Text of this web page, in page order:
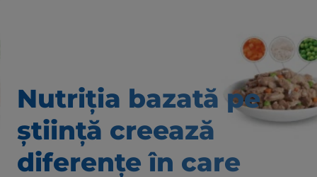
Nutriția bazată pe
știință creează
diferențe în care